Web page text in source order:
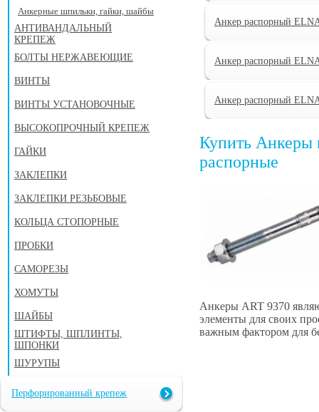
Анкерные шпильки, гайки, шайбы
АНТИВАНДАЛЬНЫЙ
КРЕПЕЖ
БОЛТЫ НЕРЖАВЕЮЩИЕ
ВИНТЫ
ВИНТЫ УСТАНОВОЧНЫЕ
ВЫСОКОПРОЧНЫЙ КРЕПЕЖ
ГАЙКИ
ЗАКЛЕПКИ
ЗАКЛЕПКИ РЕЗЬБОВЫЕ
КОЛЬЦА СТОПОРНЫЕ
ПРОБКИ
САМОРЕЗЫ
ХОМУТЫ
ШАЙБЫ
ШТИФТЫ, ШПЛИНТЫ,
ШПОНКИ
ШУРУПЫ
Перфорированный крепеж
Анкер распорный
Анкер распорный
Анкер распорный
Купить Анкеры
распорные
Анкеры ART 9370
элементы для своих
важным фактором для